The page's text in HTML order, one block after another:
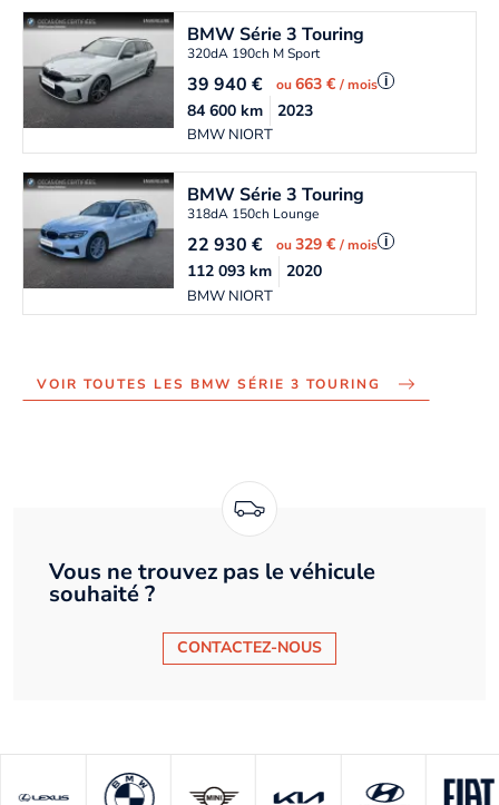
BMWSérie 3 Touring
320dA 190ch M Sport
39 940€ ou663 €/ mois i
BMW NIORT
84 600km 2023
BMWSérie 3 Touring
318dA 150ch Lounge
22 930€ ou329 €/ mois i
BMW NIORT
112 093km 2020
VOIR TOUTES LES BMW SÉRIE 3 TOURING
Vous ne trouvez pas le véhicule
souhaité ?
CONTACTEZ-NOUS